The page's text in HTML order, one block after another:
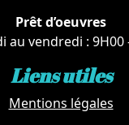
Prêt d’oeuvres
au vendredi : 9H00
Liens utiles
Mentions légales